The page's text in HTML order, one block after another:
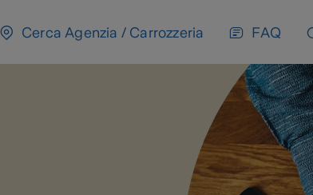
Cerca Agenzia / Carrozzeria FAQ